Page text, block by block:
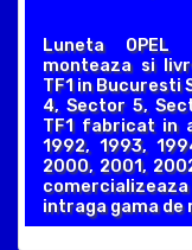
Luneta OPEL
monteaza si
TF1 in Bucuresti
4, Sector 5,
TF1 fabricat in
1992, 1993,
2000, 2001,
intraga gama de